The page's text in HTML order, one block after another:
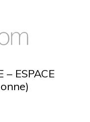
– ESPACE